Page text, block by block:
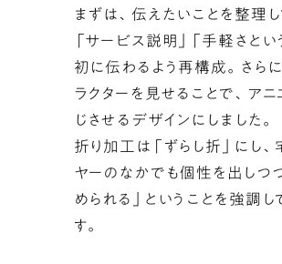
まずは、伝えたいことを整理し
「サービス説明」「手軽さとい
初に伝わるよう再構成。さら
ラクターを見せることで、アニ
じさせるデザインにしました。
折り加工は「ずらし折」にし、
ヤーのなかでも個性を出しつ
められる」ということを強調し
す。